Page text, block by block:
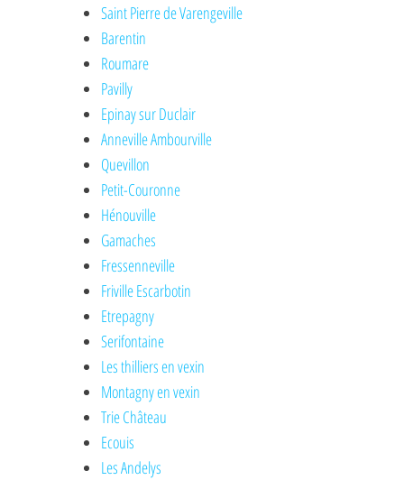
Saint Pierre de Varengeville
Barentin
Roumare
Pavilly
Epinay sur Duclair
Anneville Ambourville
Quevillon
Petit-Couronne
Hénouville
Gamaches
Fressenneville
Friville Escarbotin
Etrepagny
Serifontaine
Les thilliers en vexin
Montagny en vexin
Trie Château
Ecouis
Les Andelys